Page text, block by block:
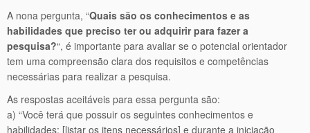
A nona pergunta, “Quais são os conhecimentos e as
habilidades que preciso ter ou adquirir para fazer a
pesquisa?“, é importante para avaliar se o potencial orientador
tem uma compreensão clara dos requisitos e competências
necessárias para realizar a pesquisa.
As respostas aceitáveis para essa pergunta são:
a) “Você terá que possuir os seguintes conhecimentos e
habilidades: [listar os itens necessários] e durante a iniciação